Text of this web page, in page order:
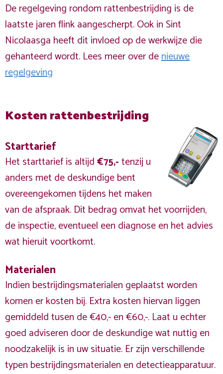
De regelgeving rondom rattenbestrijding is de
laatste jaren flink aangescherpt. Ook in Sint
Nicolaasga heeft dit invloed op de werkwijze die
gehanteerd wordt. Lees meer over denieuwe
regelgeving
Kosten rattenbestrijding
Starttarief
Het starttarief is altijd€75,-tenzij u
anders met de deskundige bent
overeengekomen tijdens het maken
van de afspraak. Dit bedrag omvat het voorrijden,
de inspectie, eventueel een diagnose en het advies
wat hieruit voortkomt.
Materialen
Indien bestrijdingsmaterialen geplaatst worden
komen er kosten bij. Extra kosten hiervan liggen
gemiddeld tusen de €40,- en €60,-. Laat u echter
goed adviseren door de deskundige wat nuttig en
noodzakelijk is in uw situatie. Er zijn verschillende
typen bestrijdingsmaterialen en detectieapparatuur.